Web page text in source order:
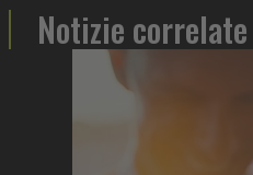
Notizie correlate